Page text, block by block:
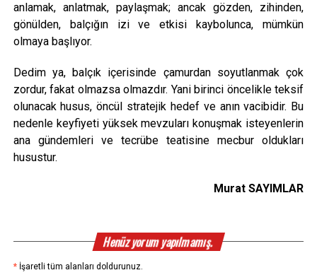
anlamak, anlatmak, paylaşmak; ancak gözden, zihinden,
gönülden, balçığın izi ve etkisi kaybolunca, mümkün
olmaya başlıyor.
Dedim ya, balçık içerisinde çamurdan soyutlanmak çok
zordur, fakat olmazsa olmazdır. Yani birinci öncelikle teksif
olunacak husus, öncül stratejik hedef ve anın vacibidir. Bu
nedenle keyfiyeti yüksek mevzuları konuşmak isteyenlerin
ana gündemleri ve tecrübe teatisine mecbur oldukları
husustur.
Murat SAYIMLAR
Henüz yorum yapılmamış.
* İşaretli tüm alanları doldurunuz.